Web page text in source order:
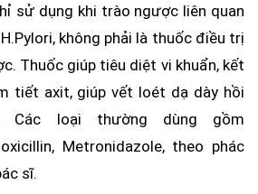
sử dụng khi trào ngược liên quan
không phải là thuốc điều trị
Thuốc giúp tiêu diệt vi khuẩn, kết
tiết axit, giúp vết loét dạ dày hồi
Các loại thường dùng gồm
Metronidazole, theo phác
sĩ.